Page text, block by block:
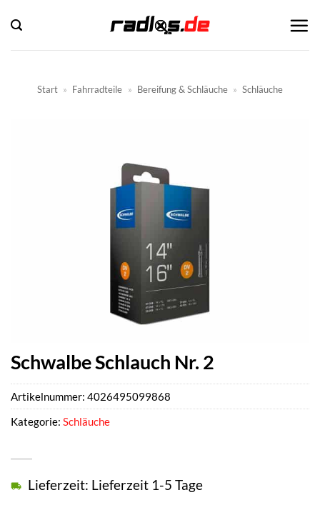
Inhalt
springen
Start » Fahrradteile » Bereifung & Schläuche » Schläuche
Schwalbe Schlauch Nr. 2
Lieferzeit: Lieferzeit 1-5 Tage
Artikelnummer: 4026495099868
Kategorie: Schläuche